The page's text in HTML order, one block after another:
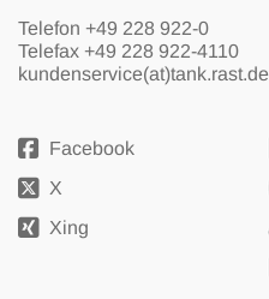
Telefon +49 228 922-0
Telefax +49 228 922-4110
kundenservice(at)tank.rast.de
Facebook
X
Xing